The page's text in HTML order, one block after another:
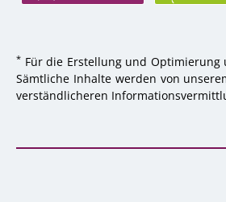
* Für die Erstellung und Optimierung
Sämtliche Inhalte werden von
verständlicheren